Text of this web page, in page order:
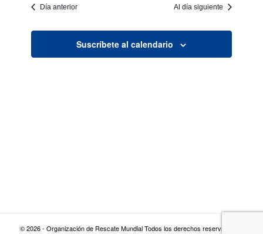
Día anterior Al día siguiente
Suscríbete al calendario
© 2026 - Organización de Rescate Mundial Todos los derechos reservados |